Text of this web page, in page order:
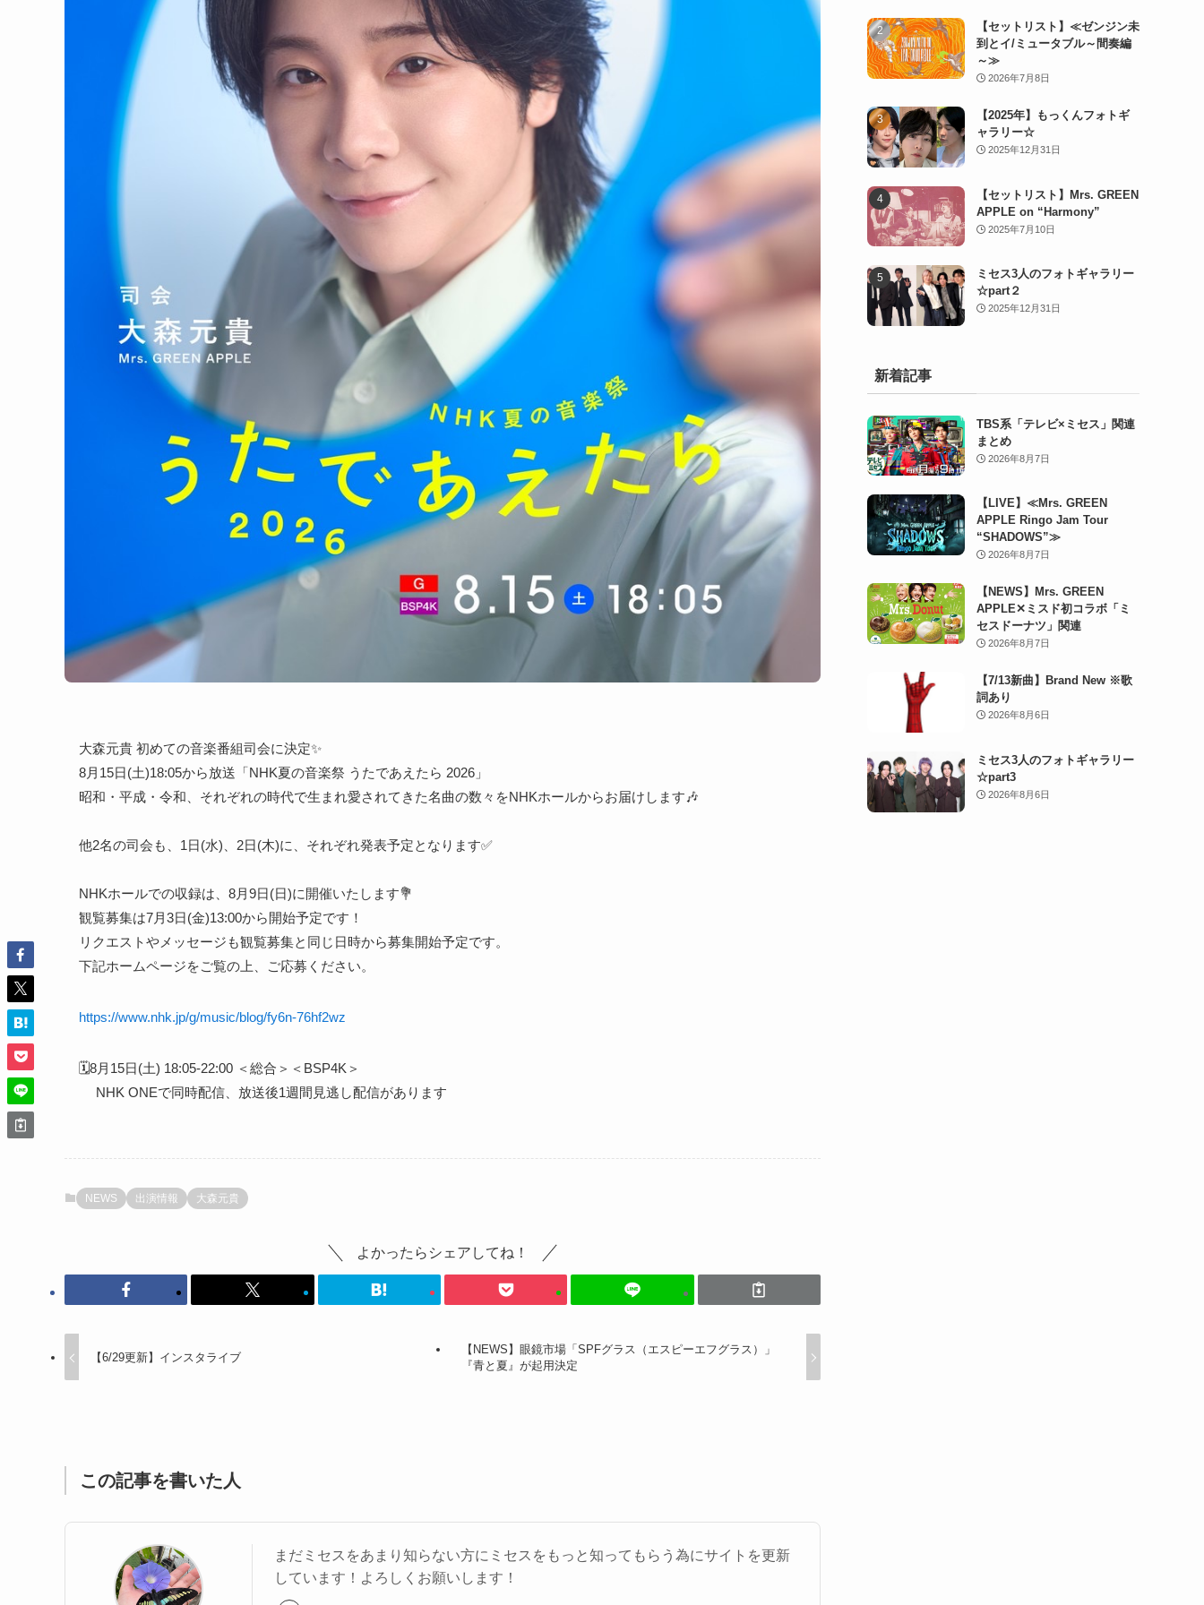
大森元貴 初めての音楽番組司会に決定✨
8月15日(土)18:05から放送「NHK夏の音楽祭 うたであえたら 2026」
昭和・平成・令和、それぞれの時代で生まれ愛されてきた名曲の数々をNHKホールからお届けします🎶
他2名の司会も、1日(水)、2日(木)に、それぞれ発表予定となります✅
NHKホールでの収録は、8月9日(日)に開催いたします💐
観覧募集は7月3日(金)13:00から開始予定です！
リクエストやメッセージも観覧募集と同じ日時から募集開始予定です。
下記ホームページをご覧の上、ご応募ください。
https://www.nhk.jp/g/music/blog/fy6n-76hf2wz
🗓️8月15日(土) 18:05-22:00 ＜総合＞＜BSP4K＞
NHK ONEで同時配信、放送後1週間見逃し配信があります
NEWS 出演情報 大森元貴
よかったらシェアしてね！
【6/29更新】インスタライブ
【NEWS】眼鏡市場「SPFグラス（エスピーエフグラス）」
『青と夏』が起用決定
この記事を書いた人
まだミセスをあまり知らない方にミセスをもっと知ってもらう為にサイトを更新
しています！よろしくお願いします！
【セットリスト】≪ゼンジン未
到とイ/ミュータブル～間奏編
～≫
2026年7月8日
【2025年】もっくんフォトギ
ャラリー☆
2025年12月31日
【セットリスト】Mrs. GREEN
APPLE on “Harmony”
2025年7月10日
ミセス3人のフォトギャラリー
☆part２
2025年12月31日
新着記事
TBS系「テレビ×ミセス」関連
まとめ
2026年8月7日
【LIVE】≪Mrs. GREEN
APPLE Ringo Jam Tour
“SHADOWS”≫
2026年8月7日
【NEWS】Mrs. GREEN
APPLE✕ミスド初コラボ「ミ
セスドーナツ」関連
2026年8月7日
【7/13新曲】Brand New ※歌
詞あり
2026年8月6日
ミセス3人のフォトギャラリー
☆part3
2026年8月6日